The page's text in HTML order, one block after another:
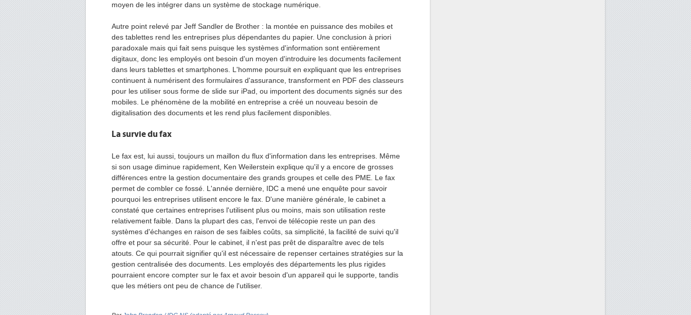
moyen de les intégrer dans un système de stockage numérique.
Autre point relevé par Jeff Sandler de Brother : la montée en puissance des mobiles et
des tablettes rend les entreprises plus dépendantes du papier. Une conclusion à priori
paradoxale mais qui fait sens puisque les systèmes d'information sont entièrement
digitaux, donc les employés ont besoin d'un moyen d'introduire les documents facilement
dans leurs tablettes et smartphones. L'homme poursuit en expliquant que les entreprises
continuent à numérisent des formulaires d'assurance, transforment en PDF des classeurs
pour les utiliser sous forme de slide sur iPad, ou importent des documents signés sur des
mobiles. Le phénomène de la mobilité en entreprise a créé un nouveau besoin de
digitalisation des documents et les rend plus facilement disponibles.
La survie du fax
Le fax est, lui aussi, toujours un maillon du flux d'information dans les entreprises. Même
si son usage diminue rapidement, Ken Weilerstein explique qu'il y a encore de grosses
différences entre la gestion documentaire des grands groupes et celle des PME. Le fax
permet de combler ce fossé. L'année dernière, IDC a mené une enquête pour savoir
pourquoi les entreprises utilisent encore le fax. D'une manière générale, le cabinet a
constaté que certaines entreprises l'utilisent plus ou moins, mais son utilisation reste
relativement faible. Dans la plupart des cas, l'envoi de télécopie reste un pan des
systèmes d'échanges en raison de ses faibles coûts, sa simplicité, la facilité de suivi qu'il
offre et pour sa sécurité. Pour le cabinet, il n'est pas prêt de disparaître avec de tels
atouts. Ce qui pourrait signifier qu'il est nécessaire de repenser certaines stratégies sur la
gestion centralisée des documents. Les employés des départements les plus rigides
pourraient encore compter sur le fax et avoir besoin d'un appareil qui le supporte, tandis
que les métiers ont peu de chance de l'utiliser.